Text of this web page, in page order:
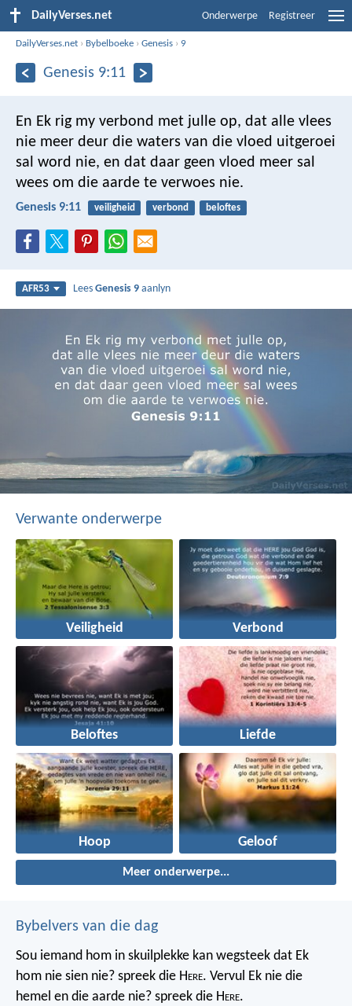
DailyVerses.net Onderwerpe Registreer
DailyVerses.net › Bybelboeke ›Genesis › 9
Genesis 9:11
En Ek rig my verbond met julle op, dat alle vlees
nie meer deur die waters van die vloed uitgeroei
sal word nie, en dat daar geen vloed meer sal
wees om die aarde te verwoes nie.
Genesis 9:11 veiligheid verbond beloftes
AFR53 LeesGenesis 9 aanlyn
Verwante onderwerpe
Veiligheid Verbond
Beloftes Liefde
Hoop Geloof
Meer onderwerpe...
Bybelvers van die dag
Sou iemand hom in skuilplekke kan wegsteek dat Ek
hom nie sien nie? spreek die Here. Vervul Ek nie die
hemel en die aarde nie? spreek die Here.